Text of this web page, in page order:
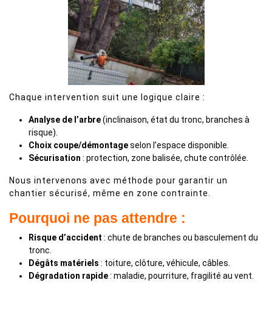
Chaque intervention suit une logique claire :
Analyse de l’arbre(inclinaison, état du tronc, branches à
risque).
Choix coupe/démontageselon l’espace disponible.
Sécurisation : protection, zone balisée, chute contrôlée.
Nous intervenons avec méthode pour garantir un
chantier sécurisé, même en zone contrainte.
Pourquoi ne pas attendre :
Risque d’accident : chute de branches ou basculement du
tronc.
Dégâts matériels : toiture, clôture, véhicule, câbles.
Dégradation rapide: maladie, pourriture, fragilité au vent.